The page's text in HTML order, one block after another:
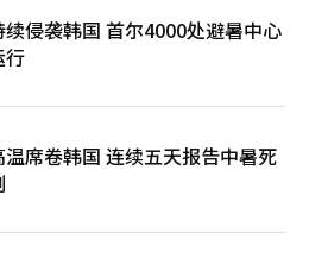
正在逐步恢复。政府也计划第三季度
策，免税行业景气有望进一步得到提
实现真正反弹尚需时日。今年高物
业在吸引外国自由行游客方面投入巨
万韩元（约合人民币2367元），尚
韩元水平。此外，除乐天外的新
临仁川机场高额租金的沉重负担。免
，旅客激增但实际进入免税店消费的
在黄金假期到来
楼出境大厅内的免税区域挤满游客。
侵袭韩国 首尔4000处避暑中心
行
席卷韩国 连续五天报告中暑死